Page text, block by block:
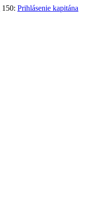
150: Prihlásenie kapitána